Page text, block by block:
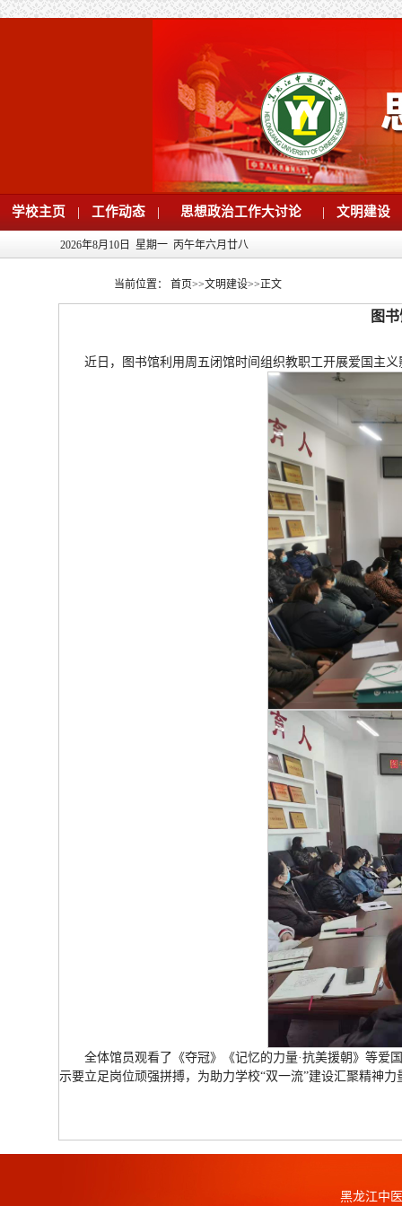
学校主页 | 工作动态 | 思想政治工作大讨论 | 文明建设
2026年8月10日 星期一 丙午年六月廿八
当前位置： 首页>>文明建设>>正文
图
近日，图书馆利用周五闭馆时间组织教职工开展爱国主
全体馆员观看了《夺冠》《记忆的力量·抗美援朝》等爱
示要立足岗位顽强拼搏，为助力学校“双一流”建设汇聚精神力
黑龙江中